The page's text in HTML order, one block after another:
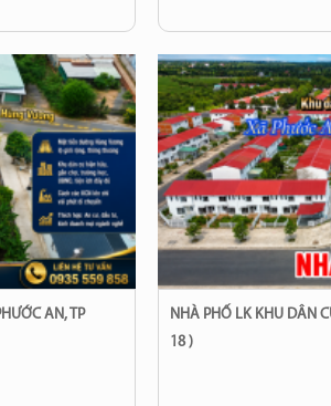
NHÀ PHỐ LK KHU DÂN CƯ DTA NHƠN TRẠCH CẦN BÁN ( B5-
18 )